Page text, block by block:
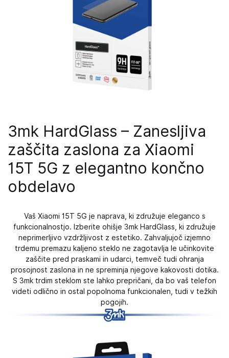
3mk HardGlass – Zanesljiva
zaščita zaslona za Xiaomi
15T 5G z elegantno končno
obdelavo
Vaš Xiaomi 15T 5G je naprava, ki združuje eleganco s
funkcionalnostjo. Izberite ohišje 3mk HardGlass, ki združuje
neprimerljivo vzdržljivost z estetiko. Zahvaljujoč izjemno
trdemu premazu kaljeno steklo ne zagotavlja le učinkovite
zaščite pred praskami in udarci, temveč tudi ohranja
prosojnost zaslona in ne spreminja njegove kakovosti dotika.
S 3mk trdim steklom ste lahko prepričani, da bo vaš telefon
videti odlično in ostal popolnoma funkcionalen, tudi v težkih
pogojih.